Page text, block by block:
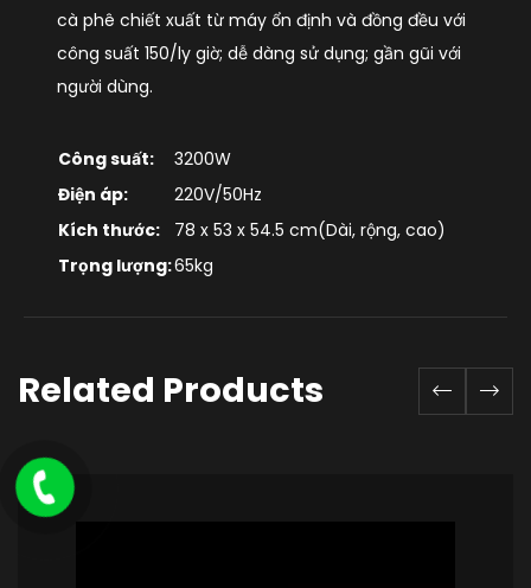
cà phê chiết xuất từ máy ổn định và đồng đều với
công suất 150/ly giờ; dễ dàng sử dụng; gần gũi với
người dùng.
Công suất:
3200W
Điện áp:
220V/50Hz
Kích thước:
78 x 53 x 54.5 cm(Dài, rộng, cao)
Trọng lượng:65kg
Related Products